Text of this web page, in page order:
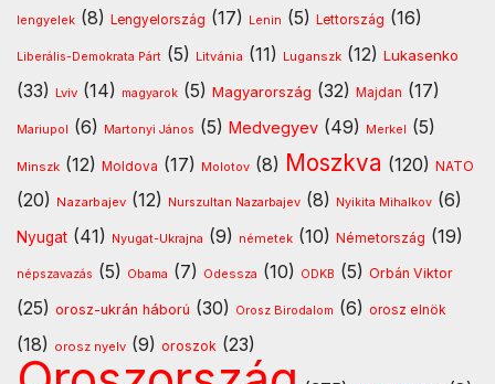
lengyelek (8) Lengyelország (17) Lenin (5) Lettország (16)
Liberális-Demokrata Párt (5) Litvánia (11) Luganszk (12) Lukasenko
(33) Lviv (14) magyarok (5) Magyarország (32) Majdan (17)
Mariupol (6) Martonyi János (5) Medvegyev (49) Merkel (5)
Minszk (12) Moldova (17) Molotov (8) Moszkva (120) NATO
(20) Nazarbajev (12) Nurszultan Nazarbajev (8) Nyikita Mihalkov (6)
Nyugat (41) Nyugat-Ukrajna (9) németek (10) Németország (19)
népszavazás (5) Obama (7) Odessza (10) ODKB (5) Orbán Viktor
(25) orosz-ukrán háború (30) Orosz Birodalom (6) orosz elnök
(18) orosz nyelv (9) oroszok (23)